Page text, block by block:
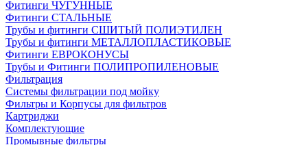
Фитинги ЧУГУННЫЕ
Фитинги СТАЛЬНЫЕ
Трубы и фитинги СШИТЫЙ ПОЛИЭТИЛЕН
Трубы и фитинги МЕТАЛЛОПЛАСТИКОВЫЕ
Фитинги ЕВРОКОНУСЫ
Трубы и Фитинги ПОЛИПРОПИЛЕНОВЫЕ
Фильтрация
Системы фильтрации под мойку
Фильтры и Корпусы для фильтров
Картриджи
Комплектующие
Промывные фильтры